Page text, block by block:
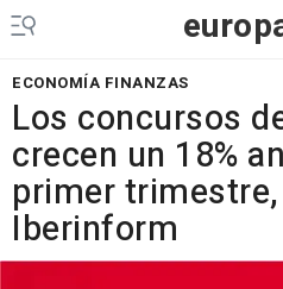
ECONOMÍA FINANZAS
Los concursos
crecen un 18%
primer
Iberinform